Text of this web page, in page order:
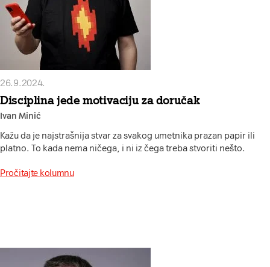
26.9.2024.
Disciplina jede motivaciju za doručak
Ivan Minić
Kažu da je najstrašnija stvar za svakog umetnika prazan papir ili
platno. To kada nema ničega, i ni iz čega treba stvoriti nešto.
Pročitajte kolumnu